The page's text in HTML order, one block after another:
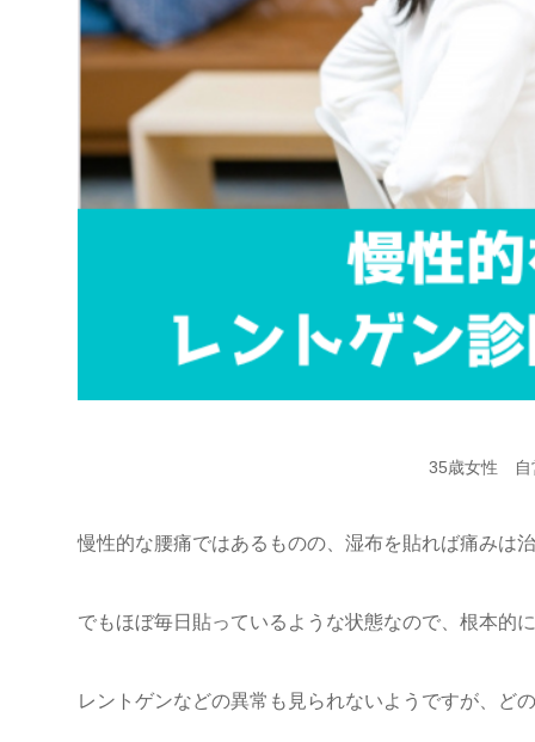
35歳女性 自
慢性的な腰痛ではあるものの、湿布を貼れば痛みは
でもほぼ毎日貼っているような状態なので、根本的
レントゲンなどの異常も見られないようですが、ど